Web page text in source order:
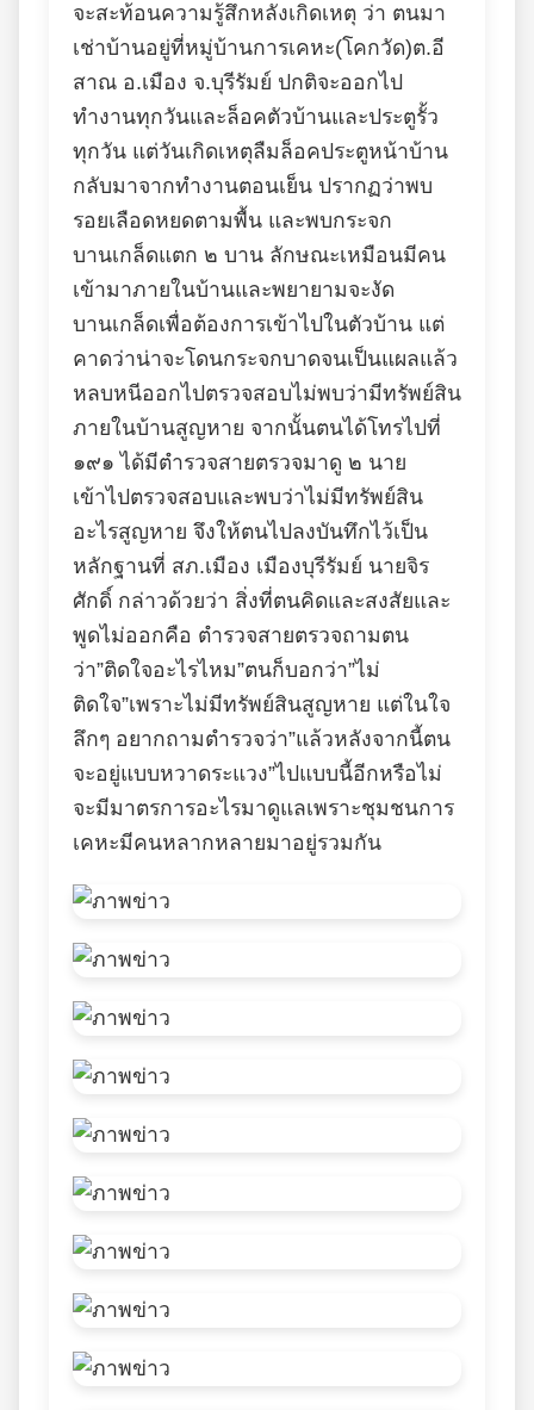
จะสะท้อนความรู้สึกหลังเกิดเหตุ ว่า ตนมา
เช่าบ้านอยู่ที่หมู่บ้านการเคหะ(โคกวัด)ต.อี
สาณ อ.เมือง จ.บุรีรัมย์ ปกติจะออกไป
ทำงานทุกวันและล็อคตัวบ้านและประตูรั้ว
ทุกวัน แต่วันเกิดเหตุลืมล็อคประตูหน้าบ้าน
กลับมาจากทำงานตอนเย็น ปรากฏว่าพบ
รอยเลือดหยดตามพื้น และพบกระจก
บานเกล็ดแตก ๒ บาน ลักษณะเหมือนมีคน
เข้ามาภายในบ้านและพยายามจะงัด
บานเกล็ดเพื่อต้องการเข้าไปในตัวบ้าน แต่
คาดว่าน่าจะโดนกระจกบาดจนเป็นแผลแล้ว
หลบหนีออกไปตรวจสอบไม่พบว่ามีทรัพย์สิน
ภายในบ้านสูญหาย จากนั้นตนได้โทรไปที่
๑๙๑ ได้มีตำรวจสายตรวจมาดู ๒ นาย
เข้าไปตรวจสอบและพบว่าไม่มีทรัพย์สิน
อะไรสูญหาย จึงให้ตนไปลงบันทึกไว้เป็น
หลักฐานที่ สภ.เมือง เมืองบุรีรัมย์ นายจิร
ศักดิ์ กล่าวด้วยว่า สิ่งที่ตนคิดและสงสัยและ
พูดไม่ออกคือ ตำรวจสายตรวจถามตน
ว่า”ติดใจอะไรไหม”ตนก็บอกว่า”ไม่
ติดใจ”เพราะไม่มีทรัพย์สินสูญหาย แต่ในใจ
ลึกๆ อยากถามตำรวจว่า”แล้วหลังจากนี้ตน
จะอยู่แบบหวาดระแวง”ไปแบบนี้อีกหรือไม่
จะมีมาตรการอะไรมาดูแลเพราะชุมชนการ
เคหะมีคนหลากหลายมาอยู่รวมกัน